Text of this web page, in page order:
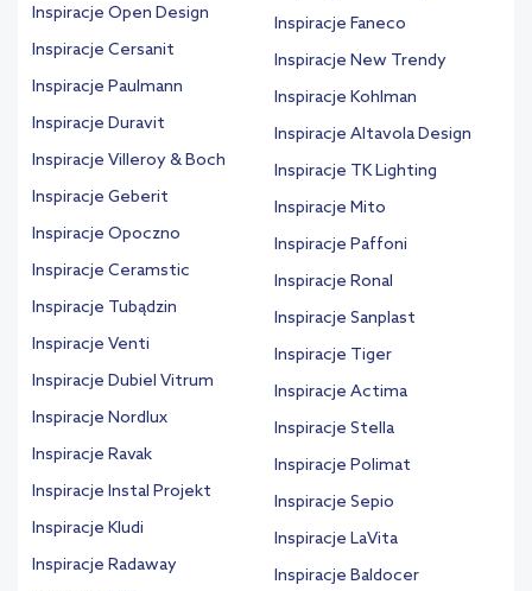
Inspiracje Open Design
Inspiracje Cersanit
Inspiracje Paulmann
Inspiracje Duravit
Inspiracje Villeroy & Boch
Inspiracje Geberit
Inspiracje Opoczno
Inspiracje Ceramstic
Inspiracje Tubądzin
Inspiracje Venti
Inspiracje Dubiel Vitrum
Inspiracje Nordlux
Inspiracje Ravak
Inspiracje Instal Projekt
Inspiracje Kludi
Inspiracje Radaway
Inspiracje Faneco
Inspiracje New Trendy
Inspiracje Kohlman
Inspiracje Altavola Design
Inspiracje TK Lighting
Inspiracje Mito
Inspiracje Paffoni
Inspiracje Ronal
Inspiracje Sanplast
Inspiracje Tiger
Inspiracje Actima
Inspiracje Stella
Inspiracje Polimat
Inspiracje Sepio
Inspiracje LaVita
Inspiracje Baldocer